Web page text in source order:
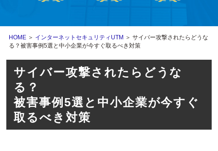
HOME ＞ インターネットセキュリティUTM ＞ サイバー攻撃されたらどうな
る？被害事例5選と中小企業が今すぐ取るべき対策
サイバー攻撃されたらどうな
る？
被害事例5選と中小企業が今すぐ
取るべき対策